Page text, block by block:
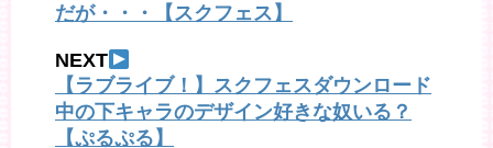
だが・・・【スクフェス】
NEXT
【ラブライブ！】スクフェスダウンロード
中の下キャラのデザイン好きな奴いる？
【ぷるぷる】